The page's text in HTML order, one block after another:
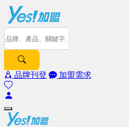
品牌刊登 加盟需求